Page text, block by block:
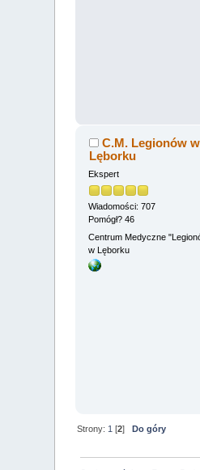
C.M. Legionów w
Lęborku
Ekspert
Wiadomości: 707
Pomógł? 46
Centrum Medyczne
w Lęborku
Strony: 1 [2]Do góry